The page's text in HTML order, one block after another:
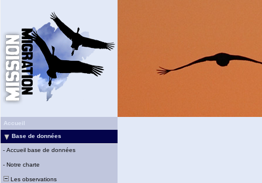
Accueil
Base de données
- Accueil base de données
- Notre charte
Les observations